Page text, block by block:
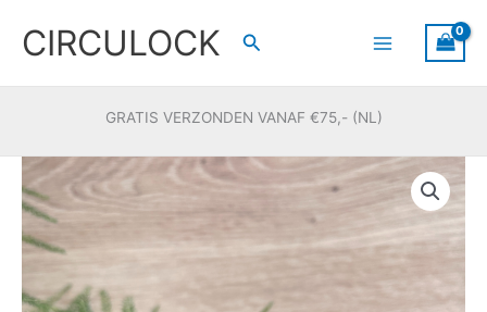
naar
inhoud
CIRCULOCK Zoeken
GRATIS VERZONDEN VANAF €75,- (NL)
Labradoriet
freeform
#57
aantal